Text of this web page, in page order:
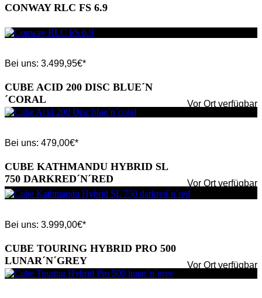
CONWAY RLC FS 6.9
Bei uns: 3.499,95€*
Vor Ort verfügbar
CUBE ACID 200 DISC BLUE´N
´CORAL
Bei uns: 479,00€*
Vor Ort verfügbar
CUBE KATHMANDU HYBRID SL
750 DARKRED´N´RED
Bei uns: 3.999,00€*
Vor Ort verfügbar
CUBE TOURING HYBRID PRO 500
LUNAR´N´GREY